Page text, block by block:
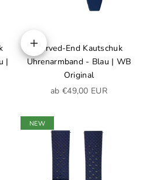
|
Optionen auswählen
Curved-End Kautschuk
Uhrenarmband - Blau | WB
Original
Angebot
ab €49,00 EUR
NEW